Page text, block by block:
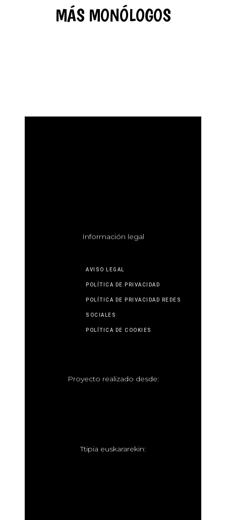
MÁS MONÓLOGOS
Información legal
AVISO LEGAL
POLÍTICA DE PRIVACIDAD
POLÍTICA DE PRIVACIDAD REDES
SOCIALES
POLÍTICA DE COOKIES
Proyecto realizado desde:
Ttipia euskararekin: